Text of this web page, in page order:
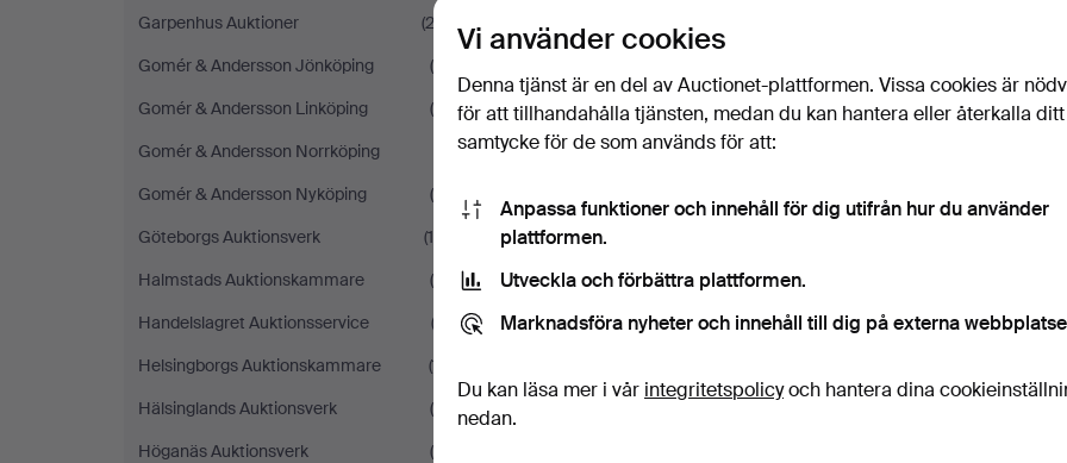
Garpenhus Auktioner
(23)
Gomér & Andersson Jönköping
(4)
Gomér & Andersson Linköping
(4)
Gomér & Andersson Norrköping
Gomér & Andersson Nyköping
(6)
Göteborgs Auktionsverk
(10)
Halmstads Auktionskammare
(9)
Handelslagret Auktionsservice
(3)
Helsingborgs Auktionskammare
(11)
Hälsinglands Auktionsverk
(6)
Höganäs Auktionsverk
(6)
Vi använder cookies
Denna tjänst är en del av Auctionet-plattformen. Vissa cookies är
för att tillhandahålla tjänsten, medan du kan hantera eller återkalla ditt
samtycke för de som används för att:
Anpassa funktioner och innehåll för dig utifrån hur du använder
plattformen.
Utveckla och förbättra plattformen.
Marknadsföra nyheter och innehåll till dig på externa
Du kan läsa mer i vår integritetspolicyoch hantera dina
nedan.